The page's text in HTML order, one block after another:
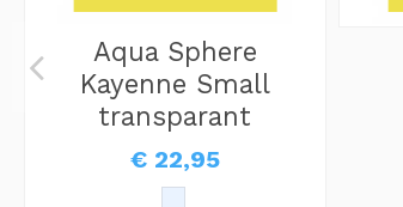
Aqua Sphere
Kayenne Small
transparant
€ 22,95